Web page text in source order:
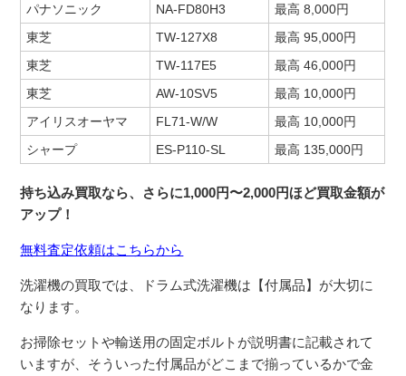
パナソニック
NA-FD80H3
最高 8,000円
東芝
TW-127X8
最高 95,000円
東芝
TW-117E5
最高 46,000円
東芝
AW-10SV5
最高 10,000円
アイリスオーヤマ
FL71-W/W
最高 10,000円
シャープ
ES-P110-SL 最高 135,000円
持ち込み買取なら、さらに1,000円〜2,000円ほど買取金額が
アップ！
無料査定依頼はこちらから
洗濯機の買取では、ドラム式洗濯機は【付属品】が大切に
なります。
お掃除セットや輸送用の固定ボルトが説明書に記載されて
いますが、そういった付属品がどこまで揃っているかで金